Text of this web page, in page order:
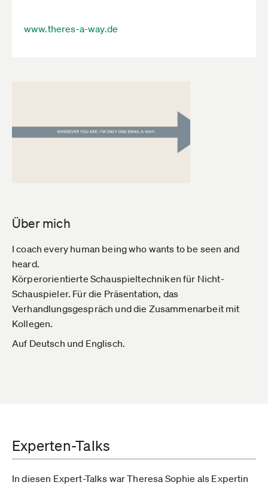
www.theres-a-way.de
Über mich
I coach every human being who wants to be seen and
heard.
Körperorientierte Schauspieltechniken für Nicht-
Schauspieler. Für die Präsentation, das
Verhandlungsgespräch und die Zusammenarbeit mit
Kollegen.
Auf Deutsch und Englisch.
Experten-Talks
In diesen Expert-Talks war Theresa Sophie als Expertin